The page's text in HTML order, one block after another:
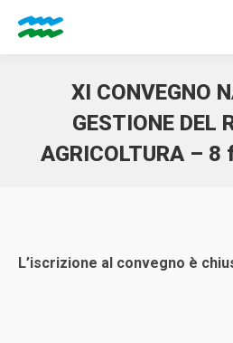
XI CONVEGNO
GESTIONE DEL
AGRICOLTURA –
L’iscrizione al convegno è